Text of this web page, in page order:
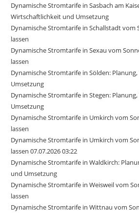
Dynamische Stromtarife in Sasbach am
Wirtschaftlichkeit und Umsetzung
Dynamische Stromtarife in Schallstadt vom
lassen
Dynamische Stromtarife in Sexau vom
lassen
Dynamische Stromtarife in Sölden:
Umsetzung
Dynamische Stromtarife in Stegen:
Umsetzung
Dynamische Stromtarife in Umkirch vom
lassen
Dynamische Stromtarife in Umkirch vom
lassen 07.07.2026 03:22
Dynamische Stromtarife in Waldkirch:
und Umsetzung
Dynamische Stromtarife in Weisweil vom
lassen
Dynamische Stromtarife in Wittnau vom